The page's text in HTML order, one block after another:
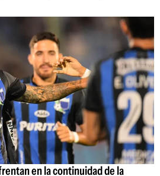
en la continuidad de la